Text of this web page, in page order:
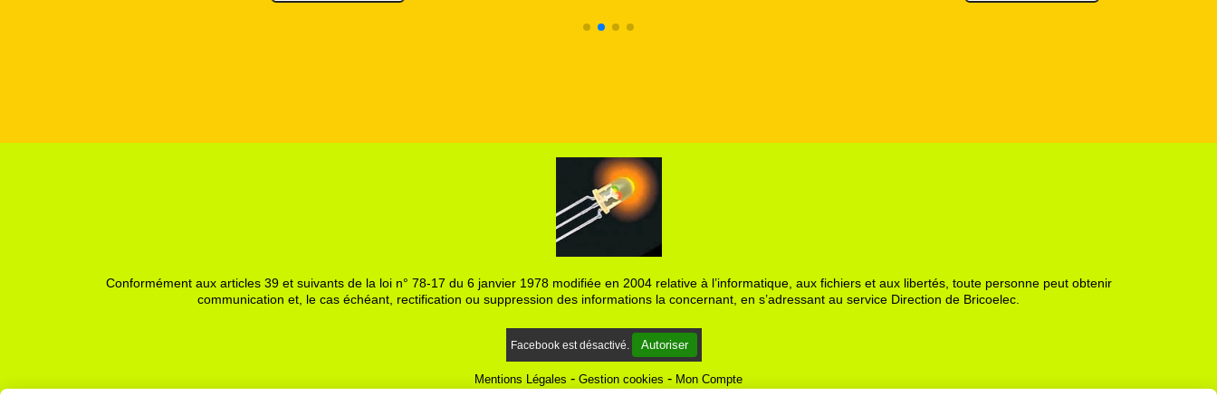
Conformément aux articles 39 et suivants de la loi n° 78-17 du 6 janvier 1978 modifiée en 2004 relative à l’informatique, aux fichiers et aux libertés, toute personne peut obtenir
communication et, le cas échéant, rectification ou suppression des informations la concernant, en s’adressant au service Direction de Bricoelec.
Facebook est désactivé. Autoriser
Mentions Légales Gestion cookies Mon Compte